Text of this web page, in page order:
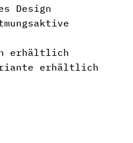
Design
erhältlich
erhältlich